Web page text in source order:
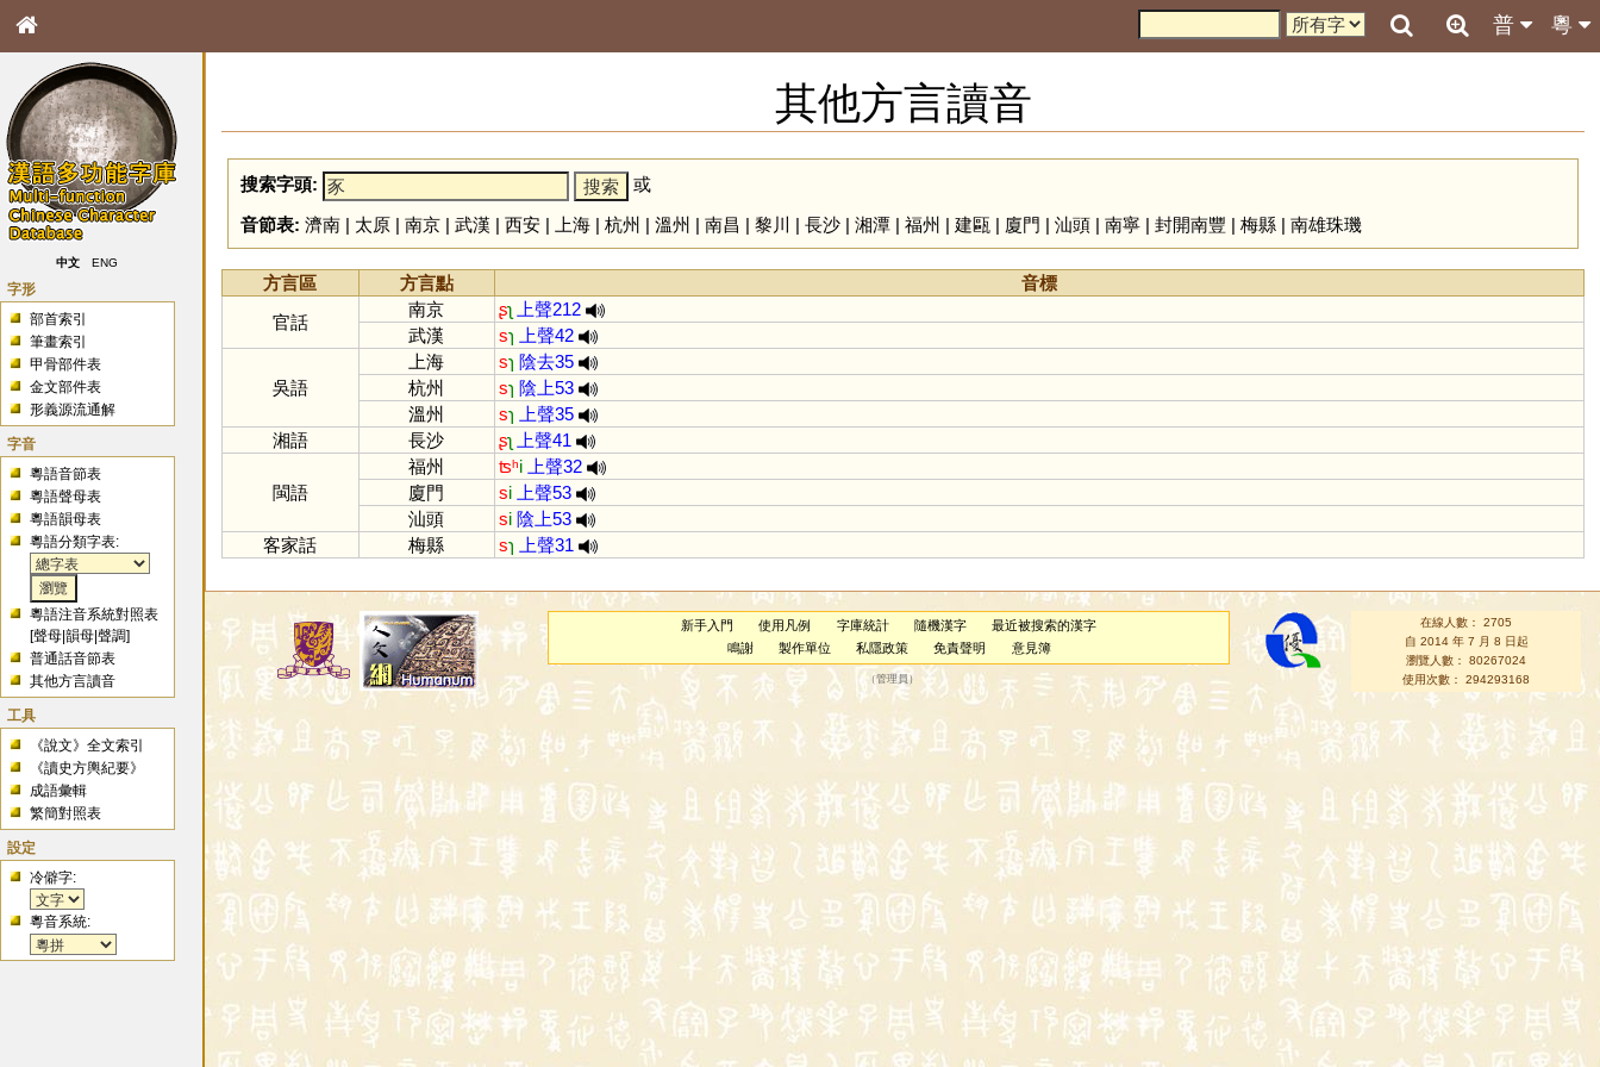
粵
普
中文 ENG
字形
部首索引
筆畫索引
甲骨部件表
金文部件表
形義源流通解
字音
粵語音節表
粵語聲母表
粵語韻母表
粵語分類字表:
粵語注音系統對照表
[聲母 |韻母 |聲調]
普通話音節表
其他方言讀音
工具
《說文》全文索引
《讀史方輿紀要》
成語彙輯
繁簡對照表
設定
冷僻字:
粵音系統:
其他方言讀音
搜索字頭:
或
音節表: 濟南| 太原| 南京| 武漢 | 西安| 上海| 杭州 | 溫州 | 南昌 | 黎川 | 長沙| 湘潭| 福州 | 建甌 | 廈門 | 汕頭| 南寧| 封開南豐 | 梅縣| 南雄珠璣
方言區 方言點
音標
官話
南京 ʂʅ
上聲212
武漢
sɿ 上聲42
吳語
上海 sɿ 陰去35
杭州
sɿ 陰上53
溫州
sɿ
上聲35
湘語
長沙 ʂʅ 上聲41
閩語
福州 ʦʰi
上聲32
廈門
si
上聲53
汕頭
si 陰上53
客家話
梅縣 sɿ 上聲31
新手入門 使用凡例 字庫統計 隨機漢字
最近被搜索的漢字
鳴謝
製作單位 私隱政策 免責聲明 意見簿
（管理員）
在線人數： 2705
自 2014 年 7 月 8 日起
瀏覽人數： 80267024
使用次數： 294293168